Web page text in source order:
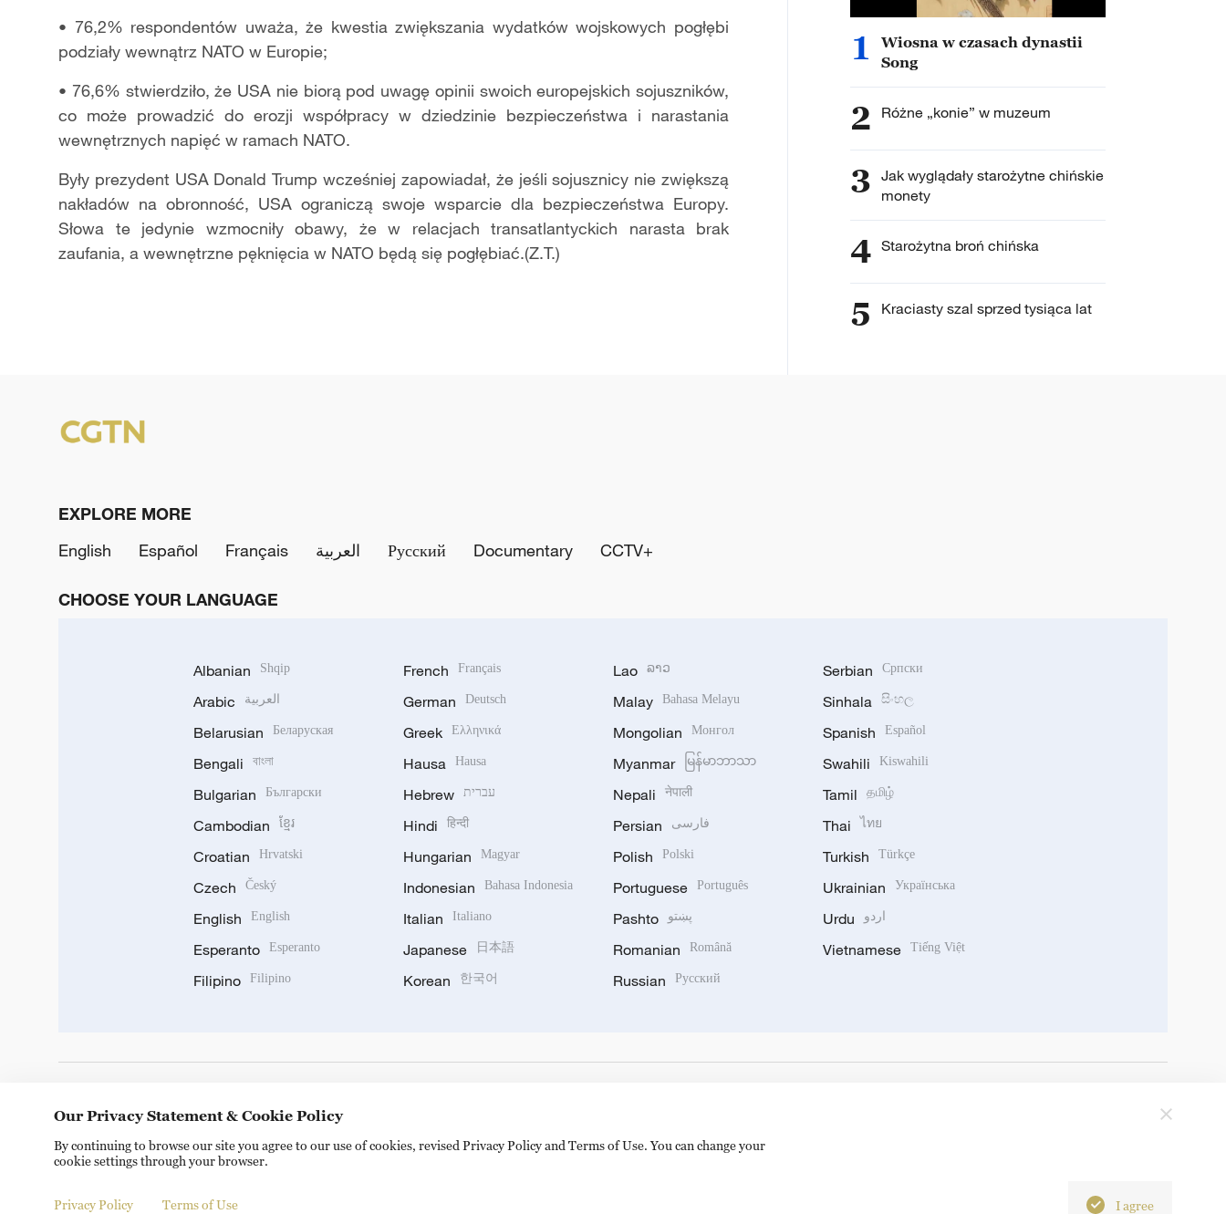
• 76,2% respondentów uważa, że kwestia zwiększania wydatków wojskowych pogłębi
podziały wewnątrz NATO w Europie;
• 76,6% stwierdziło, że USA nie biorą pod uwagę opinii swoich europejskich sojuszników,
co może prowadzić do erozji współpracy w dziedzinie bezpieczeństwa i narastania
wewnętrznych napięć w ramach NATO.
Były prezydent USA Donald Trump wcześniej zapowiadał, że jeśli sojusznicy nie zwiększą
nakładów na obronność, USA ograniczą swoje wsparcie dla bezpieczeństwa Europy.
Słowa te jedynie wzmocniły obawy, że w relacjach transatlantyckich narasta brak
zaufania, a wewnętrzne pęknięcia w NATO będą się pogłębiać.(Z.T.)
1
Wiosna w czasach dynastii
Song
2 Różne „konie” w muzeum
3 Jak wyglądały starożytne chińskie
monety
4 Starożytna broń chińska
5 Kraciasty szal sprzed tysiąca lat
EXPLORE MORE
English
Español Français العربية Русский Documentary CCTV+
CHOOSE YOUR LANGUAGE
Albanian Shqip
Arabic العربية
Belarusian Беларуская
Bengali বাংলা
Bulgarian Български
Cambodian ខ្មែរ
Croatian Hrvatski
Czech Český
English English
Esperanto Esperanto
Filipino Filipino
French Français
German Deutsch
Greek Ελληνικά
Hausa Hausa
Hebrew עברית
Hindi हिन्दी
Hungarian Magyar
Indonesian Bahasa Indonesia
Italian Italiano
Japanese 日本語
Korean 한국어
Lao ລາວ
Malay Bahasa Melayu
Mongolian Монгол
Myanmar မြန်မာဘာသာ
Nepali नेपाली
Persian فارسی
Polish Polski
Portuguese Português
Pashto پښتو
Romanian Română
Russian Русский
Serbian Српски
Sinhala සිංහල
Spanish Español
Swahili Kiswahili
Tamil தமிழ்
Thai ไทย
Turkish Türkçe
Ukrainian Українська
Urdu اردو
Vietnamese Tiếng Việt
Copyright © 2024 CGTN. 京ICP备20000184号
Our Privacy Statement & Cookie Policy
By continuing to browse our site you agree to our use of cookies, revised Privacy Policy and Terms of Use. You can change your
cookie settings through your browser.
Privacy Policy Terms of Use I agree